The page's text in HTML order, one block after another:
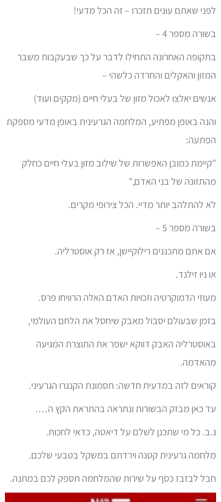
לפני שאתם עונים תזכרו – זה הכל מדעי!
בשורה מספר 4 –
בתקופה האחרונה התחילו לדבר על כך שבעקבות משבר
המזון והאקלים והחרדה כלשהי –
אנשים יאלצו לאכול מזון של בעלי חיים (מקקים ועוד)
והנה באופן מפתיע, המלחמה הגרעינית באופן מדעי מספקת
הפתעה:
"קיימת כמובן האפשרות של שילוב מזון בעלי חיים כחלק
מהתזונה של בני האדם,"
לא להתלהב יותר מדיי. הכל צירופי מקרים.
בשורה מספר 5 –
אם אתם מתכננים רילוקיישן, אז רק אוסטרליה.
או ניו זילנד.
מעוזי הדמוקרטיה וזכויות האדם האלה הרוויחו פרס.
בזמן שבעולם יסבול מאבק שיחסל את הלחם העולמי,
באוסטרליה האבק דווקא ישפר את התוצרת המגיעה
מהאדמה.
קוראים לזה במדעית חדשה: תסמונת הקנגרו הגרעיני.
עד כאן מבזק הבשורות ונתראה בהתראת הקץ ה….
נ.ב. כל מי שתכנן לשלם על דיאטה, כדאי לחכות.
מלחמה גרעינית קטנה וירדתם במשקל בטבעי שלכם.
חבל לבזבז כסף על שירות שהמלחמה תספק לכם במתנה.